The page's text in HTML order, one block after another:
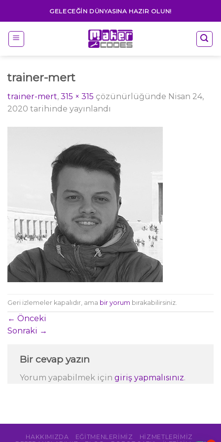
content
GELECEĞIN DÜNYASINA HAZIR OLUN!
trainer-mert
trainer-mert, 315 × 315 çözünürlüğünde Nisan 24,
2020 tarihinde yayınlandı
Geri izlemeler kapalıdır, ama bir yorum bırakabilirsiniz.
← Önceki
Sonraki →
Bir cevap yazın
Yorum yapabilmek için giriş yapmalısınız.
HAKKIMIZDA EĞITMENLERIMIZ
HIZMETLERIMIZ